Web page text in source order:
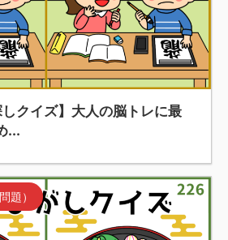
クイズ】大人の脳トレに最
...
題）